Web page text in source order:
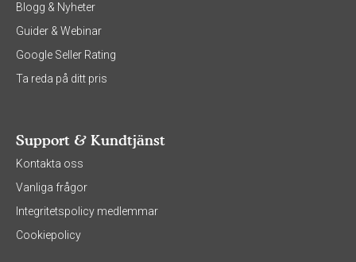
Blogg & Nyheter
Guider & Webinar
Google Seller Rating
Ta reda på ditt pris
Support & Kundtjänst
Kontakta oss
Vanliga frågor
Integritetspolicy medlemmar
Cookiepolicy